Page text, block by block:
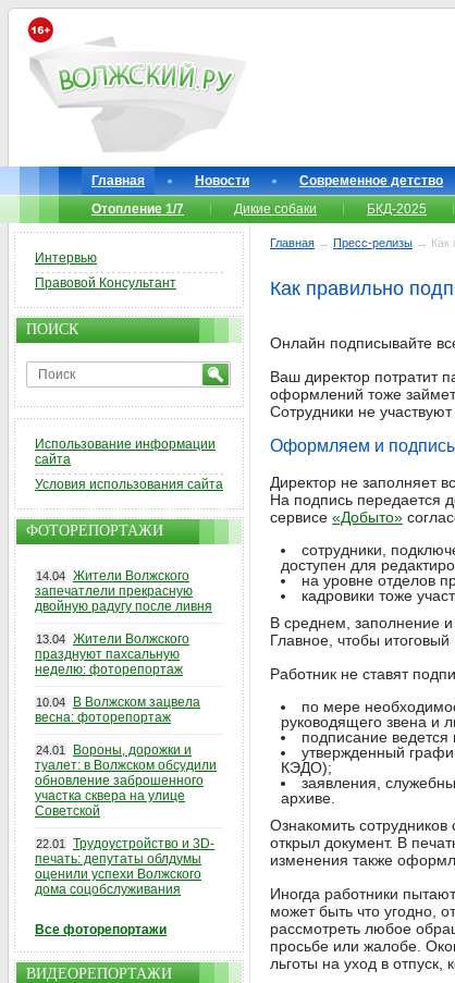
Главная Новости Современное детство
Отопление 1/7
Дикие собаки БКД-2025
Главная → Пресс-релизы → Как
Как правильно
Онлайн подписывайте
Ваш директор потратит
оформлений тоже
Сотрудники не
Оформляем и
Директор не заполняет
На подпись передается
сервисе «Добыто»
сотрудники,
доступен для
на уровне отделов
кадровики тоже
В среднем, заполнение и
Главное, чтобы
Работник не ставят
по мере
руководящего звена и
подписание
утвержденный
КЭДО);
заявления,
архиве.
Ознакомить
открыл документ. В
изменения также
Иногда работники
может быть что угодно,
рассмотреть любое
просьбе или жалобе.
льготы на уход в отпуск,
Интервью
Правовой Консультант
ПОИСК
Использование информации
сайта
Условия использования сайта
ФОТОРЕПОРТАЖИ
14.04 Жители Волжского
запечатлели прекрасную
двойную радугу после ливня
13.04 Жители Волжского
празднуют пахсальную
неделю: фоторепортаж
10.04
В Волжском зацвела
весна: фоторепортаж
24.01
Вороны, дорожки и
туалет: в Волжском обсудили
обновление заброшенного
участка сквера на улице
Советской
22.01
Трудоустройство и 3D-
печать: депутаты облдумы
оценили успехи Волжского
дома соцобслуживания
Все фоторепортажи
ВИДЕОРЕПОРТАЖИ